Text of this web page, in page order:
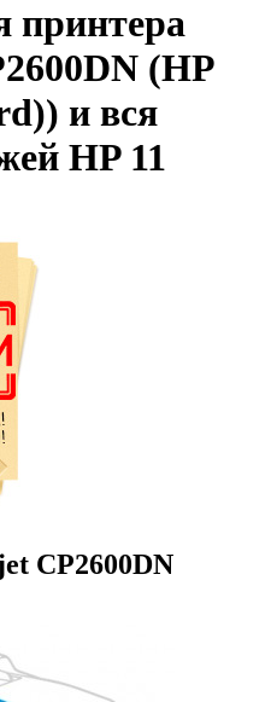
принтера
(HP
и вся
HP 11
CP2600DN